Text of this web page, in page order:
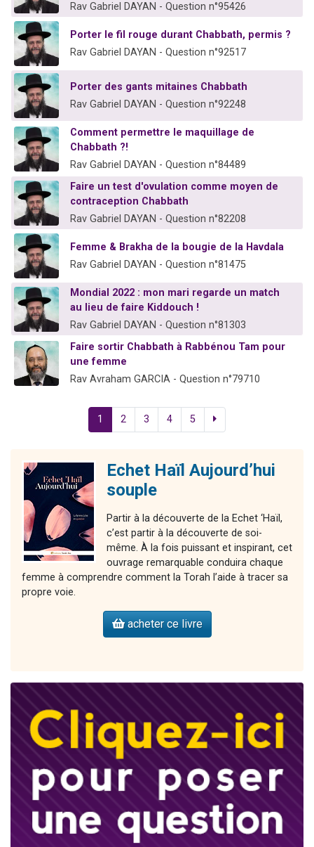
Rav Gabriel DAYAN - Question n°95426
Porter le fil rouge durant Chabbath, permis ?
Rav Gabriel DAYAN - Question n°92517
Porter des gants mitaines Chabbath
Rav Gabriel DAYAN - Question n°92248
Comment permettre le maquillage de
Chabbath ?!
Rav Gabriel DAYAN - Question n°84489
Faire un test d'ovulation comme moyen de
contraception Chabbath
Rav Gabriel DAYAN - Question n°82208
Femme & Brakha de la bougie de la Havdala
Rav Gabriel DAYAN - Question n°81475
Mondial 2022 : mon mari regarde un match
au lieu de faire Kiddouch !
Rav Gabriel DAYAN - Question n°81303
Faire sortir Chabbath à Rabbénou Tam pour
une femme
Rav Avraham GARCIA - Question n°79710
1 2 3 4 5
Echet Haïl Aujourd’hui
souple
Partir à la découverte de la Echet ‘Haïl,
c’est partir à la découverte de soi-
même. À la fois puissant et inspirant, cet
ouvrage remarquable conduira chaque
femme à comprendre comment la Torah l’aide à tracer sa
propre voie.
acheter ce livre